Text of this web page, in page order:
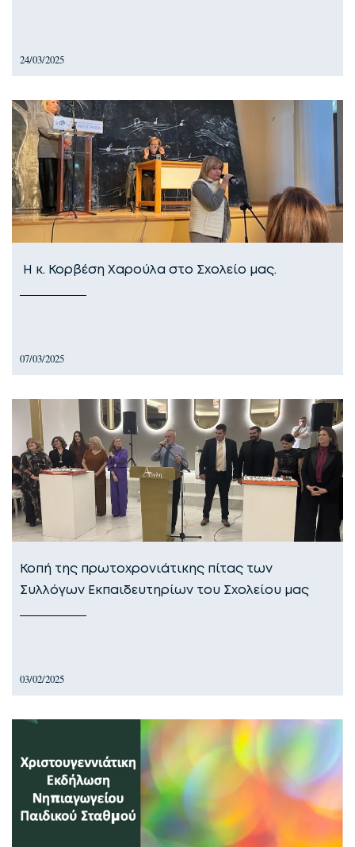
24/03/2025
Η κ. Κορβέση Χαρούλα στο Σχολείο μας.
07/03/2025
Κοπή της πρωτοχρονιάτικης πίτας των
Συλλόγων Εκπαιδευτηρίων του Σχολείου μας
03/02/2025